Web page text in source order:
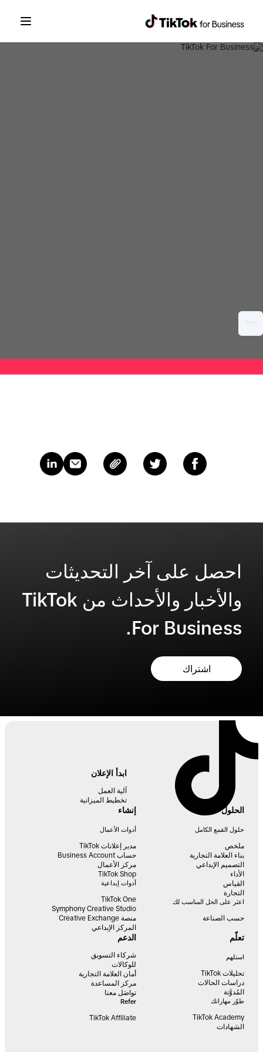
احصل على آخر التحديثات
والأخبار والأحداث من TikTok
For Business.
اشتراك
ابدأ الإعلان
آلية العمل
تخطيط الميزانية
الحلول
حلول القمع الكامل
ملخص
بناء العلامة التجارية
التصميم الإبداعي
الأداء
القياس
التجارة
اعثر على الحل المناسب لك
حسب الصناعة
إنشاء
أدوات الأعمال
مدير إعلانات TikTok
حساب Business Account
مركز الأعمال
TikTok Shop
أدوات إبداعية
TikTok One
Symphony Creative Studio
منصة Creative Exchange
المركز الإبداعي
تعلّم
استلهم
تحليلات TikTok
دراسات الحالات
المُدوَّنة
طوّر مهاراتك
TikTok Academy
الشهادات
الدعم
شركاء التسويق
للوكالات
أمان العلامة التجارية
مركز المساعدة
تواصَل معنا
Refer
TikTok Affiliate